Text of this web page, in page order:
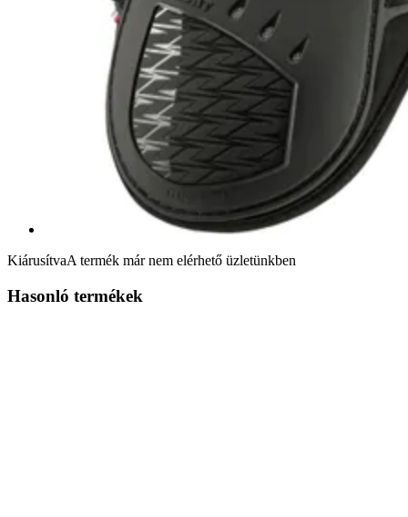
KiárusítvaA termék már nem elérhető üzletünkben
Hasonló termékek